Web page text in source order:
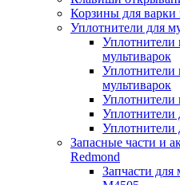
Корзины для варки
Уплотнители для
Уплотнители
мультиварок
мультиварок
Уплотнители
Уплотнители
Уплотнители
Запасные части и
Redmond
Запчасти для